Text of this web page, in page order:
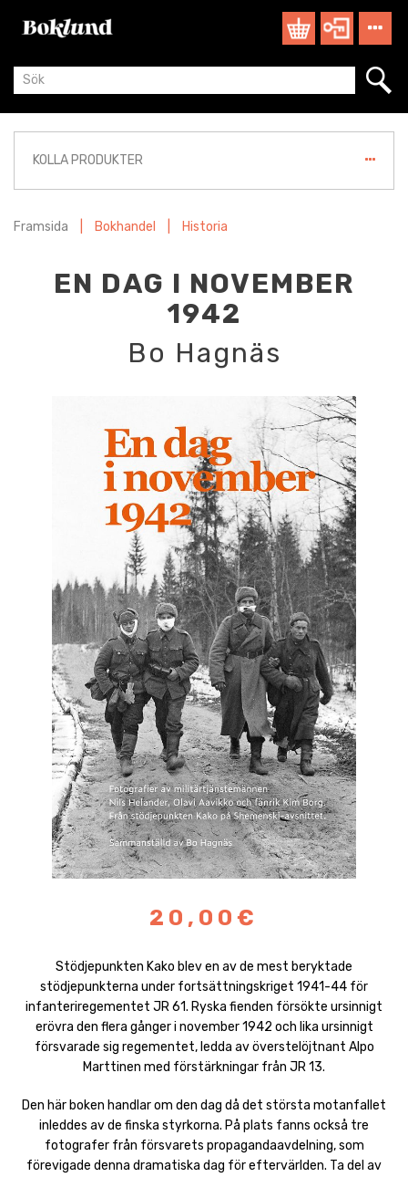
KOLLA PRODUKTER
Framsida Bokhandel Historia
EN DAG I NOVEMBER
1942
Bo Hagnäs
20,00€
Stödjepunkten Kako blev en av de mest beryktade
stödjepunkterna under fortsättningskriget 1941-44 för
infanteriregementet JR 61. Ryska fienden försökte ursinnigt
erövra den flera gånger i november 1942 och lika ursinnigt
försvarade sig regementet, ledda av överstelöjtnant Alpo
Marttinen med förstärkningar från JR 13.
Den här boken handlar om den dag då det största motanfallet
inleddes av de finska styrkorna. På plats fanns också tre
fotografer från försvarets propagandaavdelning, som
förevigade denna dramatiska dag för eftervärlden. Ta del av